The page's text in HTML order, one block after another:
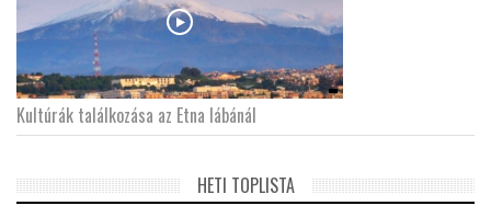
Kultúrák találkozása az Etna lábánál
HETI TOPLISTA